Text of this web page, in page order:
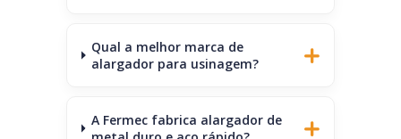
Qual a melhor marca de
alargador para usinagem?
A Fermec fabrica alargador de